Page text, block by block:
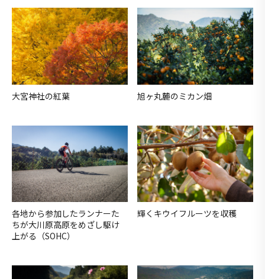
大宮神社の紅葉 旭ヶ丸麓のミカン畑
各地から参加したランナーた
ちが大川原高原をめざし駆け
上がる（SOHC）
輝くキウイフルーツを収穫